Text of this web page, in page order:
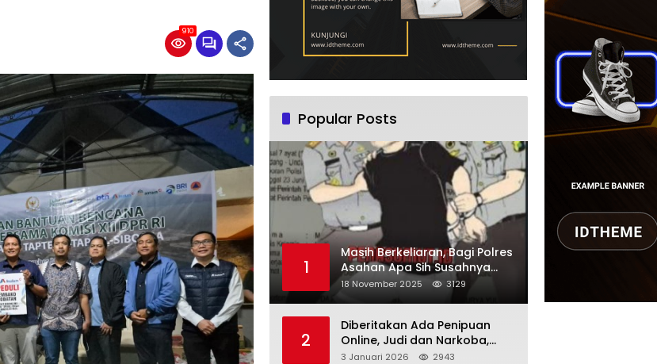
910
Popular Posts
1
Masih Berkeliaran, Bagi Polres
Asahan Apa Sih Susahnya
Menangkap Martono
18 November 2025 3129
2
Diberitakan Ada Penipuan
Online, Judi dan Narkoba,
Karutan Kabanjhe Sebut Hoax
3 Januari 2026 2943